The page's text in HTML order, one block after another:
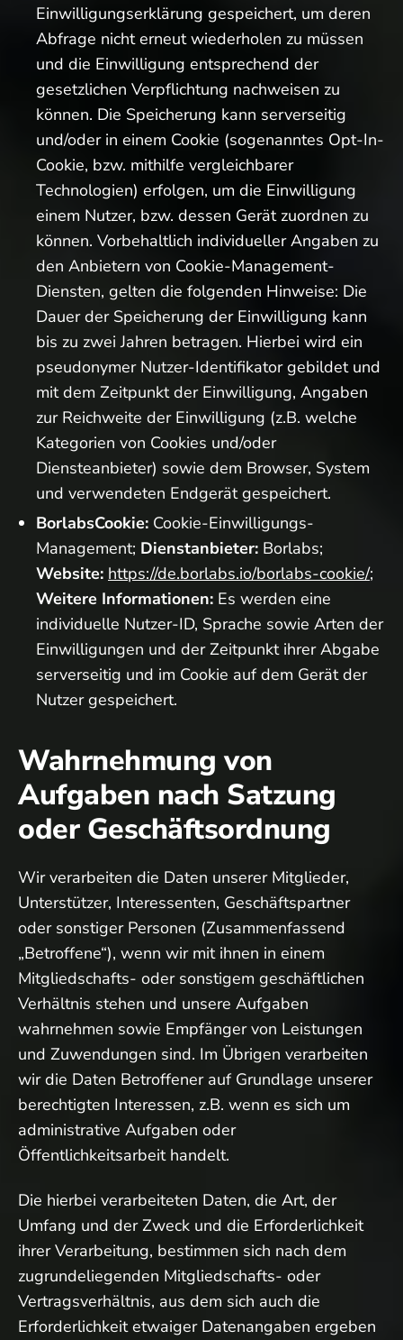
Einwilligungserklärung gespeichert, um deren
Abfrage nicht erneut wiederholen zu müssen
und die Einwilligung entsprechend der
gesetzlichen Verpflichtung nachweisen zu
können. Die Speicherung kann serverseitig
und/oder in einem Cookie (sogenanntes Opt-In-
Cookie, bzw. mithilfe vergleichbarer
Technologien) erfolgen, um die Einwilligung
einem Nutzer, bzw. dessen Gerät zuordnen zu
können. Vorbehaltlich individueller Angaben zu
den Anbietern von Cookie-Management-
Diensten, gelten die folgenden Hinweise: Die
Dauer der Speicherung der Einwilligung kann
bis zu zwei Jahren betragen. Hierbei wird ein
pseudonymer Nutzer-Identifikator gebildet und
mit dem Zeitpunkt der Einwilligung, Angaben
zur Reichweite der Einwilligung (z.B. welche
Kategorien von Cookies und/oder
Diensteanbieter) sowie dem Browser, System
und verwendeten Endgerät gespeichert.
BorlabsCookie: Cookie-Einwilligungs-
Management; Dienstanbieter: Borlabs;
Website: https://de.borlabs.io/borlabs-cookie/;
Weitere Informationen: Es werden eine
individuelle Nutzer-ID, Sprache sowie Arten der
Einwilligungen und der Zeitpunkt ihrer Abgabe
serverseitig und im Cookie auf dem Gerät der
Nutzer gespeichert.
Wahrnehmung von
Aufgaben nach Satzung
oder Geschäftsordnung
Wir verarbeiten die Daten unserer Mitglieder,
Unterstützer, Interessenten, Geschäftspartner
oder sonstiger Personen (Zusammenfassend
„Betroffene“), wenn wir mit ihnen in einem
Mitgliedschafts- oder sonstigem geschäftlichen
Verhältnis stehen und unsere Aufgaben
wahrnehmen sowie Empfänger von Leistungen
und Zuwendungen sind. Im Übrigen verarbeiten
wir die Daten Betroffener auf Grundlage unserer
berechtigten Interessen, z.B. wenn es sich um
administrative Aufgaben oder
Öffentlichkeitsarbeit handelt.
Die hierbei verarbeiteten Daten, die Art, der
Umfang und der Zweck und die Erforderlichkeit
ihrer Verarbeitung, bestimmen sich nach dem
zugrundeliegenden Mitgliedschafts- oder
Vertragsverhältnis, aus dem sich auch die
Erforderlichkeit etwaiger Datenangaben ergeben